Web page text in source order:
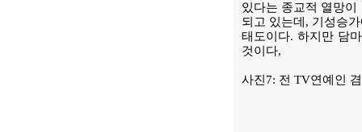
있다는 종교적 열망
되고 있는데, 기성승
태도이다. 하지만 담
것이다,
사진7: 전 TV연예인